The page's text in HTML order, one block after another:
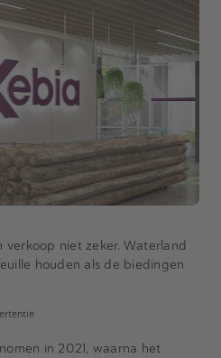
verkoop niet zeker. Waterland
houden als de biedingen
in 2021, waarna het